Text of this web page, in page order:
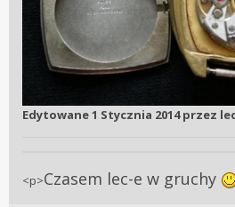
Edytowane1 Stycznia 2014przez
<p>Czasem lec-e w gruchy